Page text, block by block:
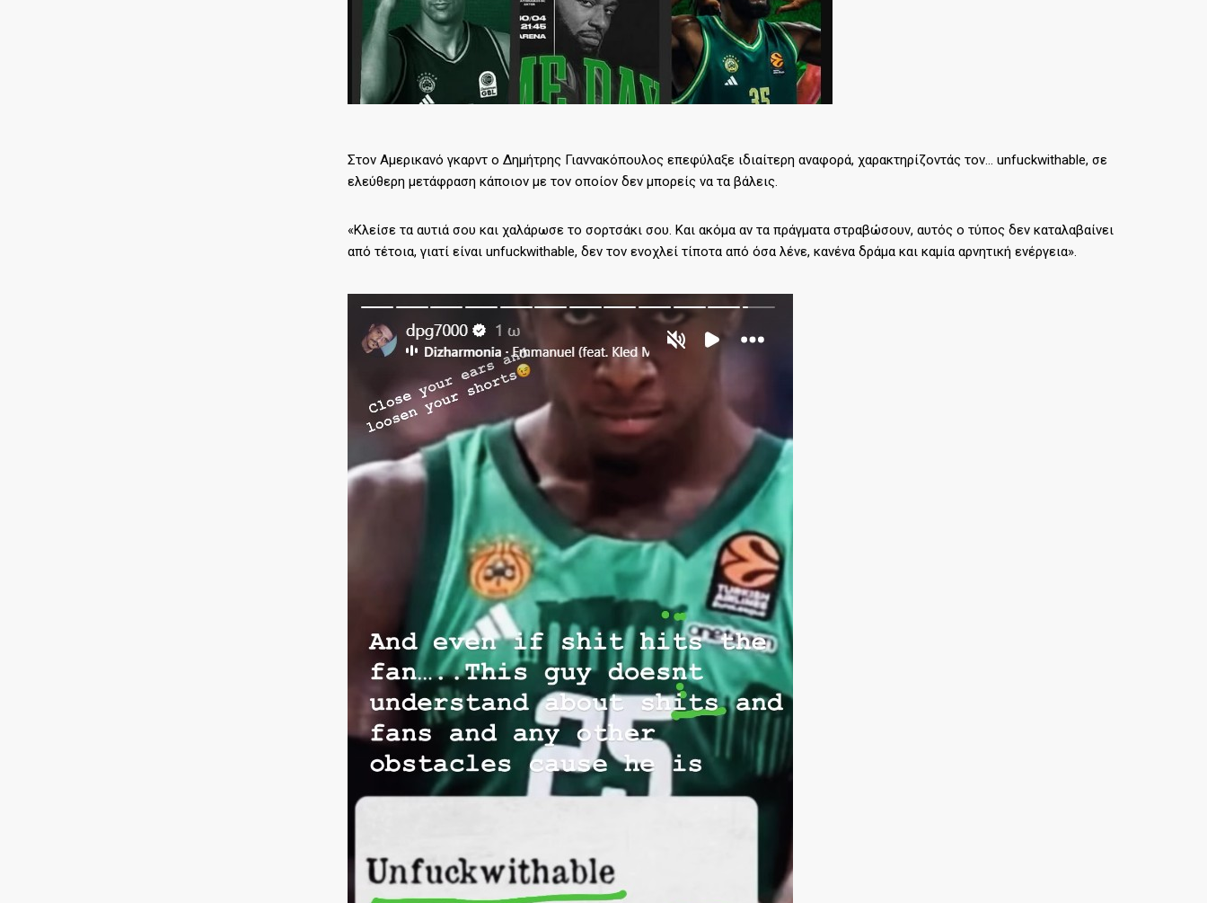
Στον Αμερικανό γκαρντ ο Δημήτρης Γιαννακόπουλος επεφύλαξε ιδιαίτερη αναφορά, χαρακτηρίζοντάς τον… unfuckwithable, σε
ελεύθερη μετάφραση κάποιον με τον οποίον δεν μπορείς να τα βάλεις.
«Κλείσε τα αυτιά σου και χαλάρωσε το σορτσάκι σου. Και ακόμα αν τα πράγματα στραβώσουν, αυτός ο τύπος δεν καταλαβαίνει
από τέτοια, γιατί είναι unfuckwithable, δεν τον ενοχλεί τίποτα από όσα λένε, κανένα δράμα και καμία αρνητική ενέργεια».